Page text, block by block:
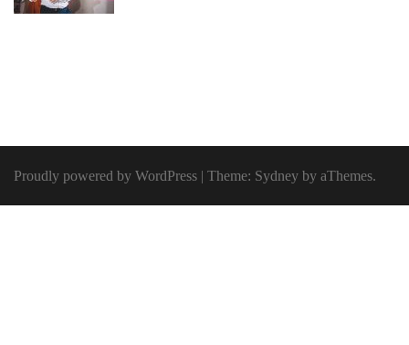
Proudly powered by WordPress | Theme: Sydney by aThemes.